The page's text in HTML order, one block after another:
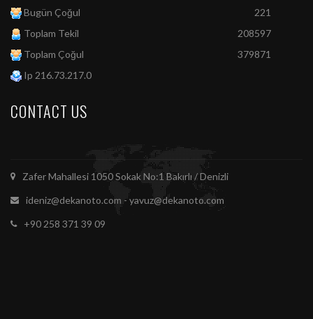
Bugün Çoğul
221
Toplam Tekil
208597
Toplam Çoğul
379871
Ip 216.73.217.0
CONTACT US
Zafer Mahallesi 1050 Sokak No:1 Bakırlı / Denizli
ideniz@dekanoto.com - yavuz@dekanoto.com
+90 258 371 39 09